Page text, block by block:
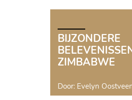
BIJZONDERE
ZIMBABWE
Door: Evelyn